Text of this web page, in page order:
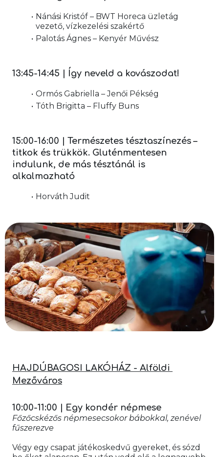
Nánási Kristóf – BWT Horeca üzletág
vezető, vízkezelési szakértő
Palotás Ágnes – Kenyér Művész
13:45-14:45 | Így neveld a kovászodat!
Ormós Gabriella – Jenői Pékség
Tóth Brigitta – Fluffy Buns
15:00-16:00 | Természetes tésztaszínezés –
titkok és trükkök. Gluténmentesen
indulunk, de más tésztánál is
alkalmazható
Horváth Judit
HAJDÚBAGOSI LAKÓHÁZ - Alföldi
Mezőváros
10:00-11:00 | Egy kondér népmese
Főzőcskézős népmesecsokor bábokkal, zenével
fűszerezve
Végy egy csapat játékoskedvű gyereket, és sózd